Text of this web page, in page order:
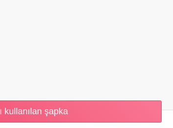
kullanılan şapka